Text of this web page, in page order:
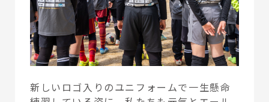
新しいロゴ入りのユニフォームで一生懸命